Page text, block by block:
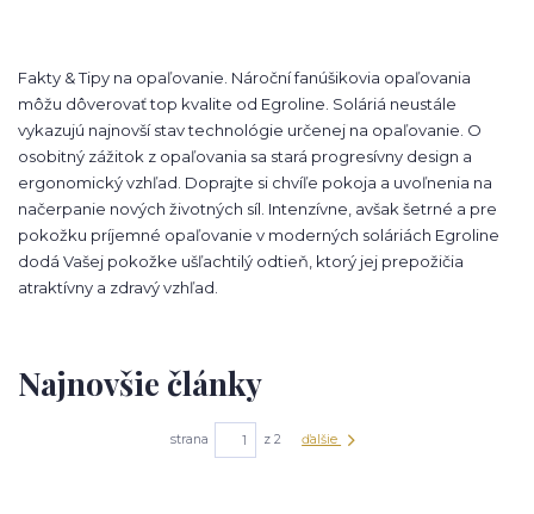
Fakty & Tipy na opaľovanie. Nároční fanúšikovia opaľovania
môžu dôverovať top kvalite od Egroline. Soláriá neustále
vykazujú najnovší stav technológie určenej na opaľovanie. O
osobitný zážitok z opaľovania sa stará progresívny design a
ergonomický vzhľad. Doprajte si chvíľe pokoja a uvoľnenia na
načerpanie nových životných síl. Intenzívne, avšak šetrné a pre
pokožku príjemné opaľovanie v moderných soláriách Egroline
dodá Vašej pokožke ušľachtilý odtieň, ktorý jej prepožičia
atraktívny a zdravý vzhľad.
Najnovšie články
strana z 2 ďalšie